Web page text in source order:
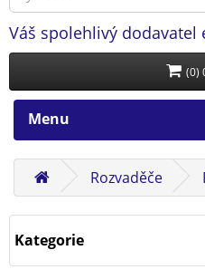
Váš spolehlivý
(0)
Menu
Rozvaděče
Kategorie